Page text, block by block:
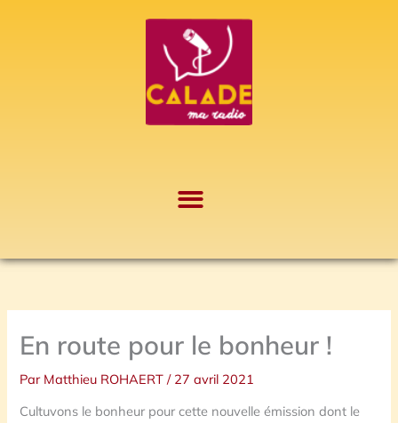
En route pour le bonheur !
Par Matthieu ROHAERT/ 27 avril 2021
Cultuvons le bonheur pour cette nouvelle émission dont le